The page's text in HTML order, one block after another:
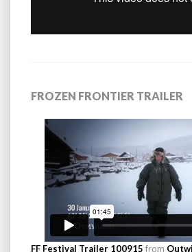
FROZEN FRONTIER TRAILER
FF Festival Trailer 100915 from